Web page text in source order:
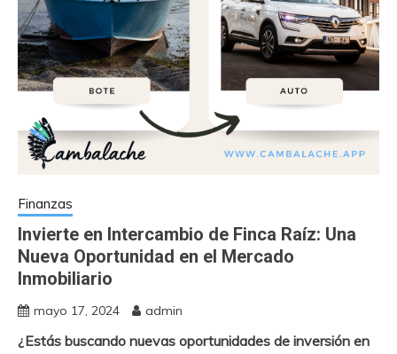
Finanzas
Invierte en Intercambio de Finca Raíz: Una
Nueva Oportunidad en el Mercado
Inmobiliario
mayo 17, 2024 admin
¿Estás buscando nuevas oportunidades de inversión en